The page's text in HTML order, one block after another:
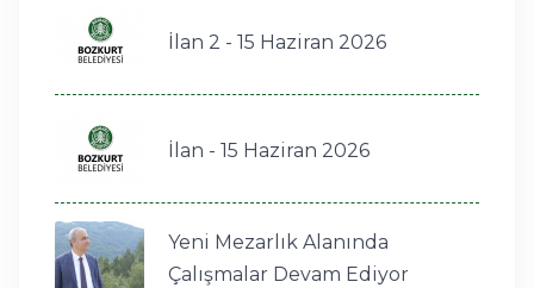
İlan 2 - 15 Haziran 2026
İlan - 15 Haziran 2026
Yeni Mezarlık Alanında
Çalışmalar Devam Ediyor